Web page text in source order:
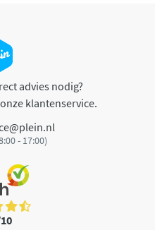
advies nodig?
klantenservice.
- 17:00)